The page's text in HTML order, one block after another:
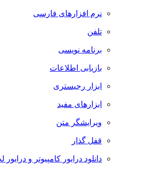
نرم افزارهای فارسی
تلفن
برنامه نویسی
بازیابی اطلاعات
ابزار رجیستری
ابزارهای مفید
ویرایشگر متن
قفل گذار
دانلود درایور کامپیوتر و